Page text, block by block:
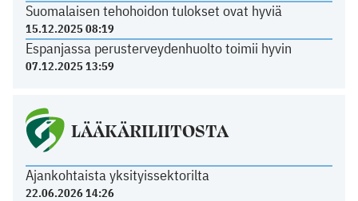
Suomalaisen tehohoidon tulokset ovat hyviä
15.12.2025 08:19
Espanjassa perusterveydenhuolto toimii hyvin
07.12.2025 13:59
LÄÄKÄRILIITOSTA
Ajankohtaista yksityissektorilta
22.06.2026 14:26